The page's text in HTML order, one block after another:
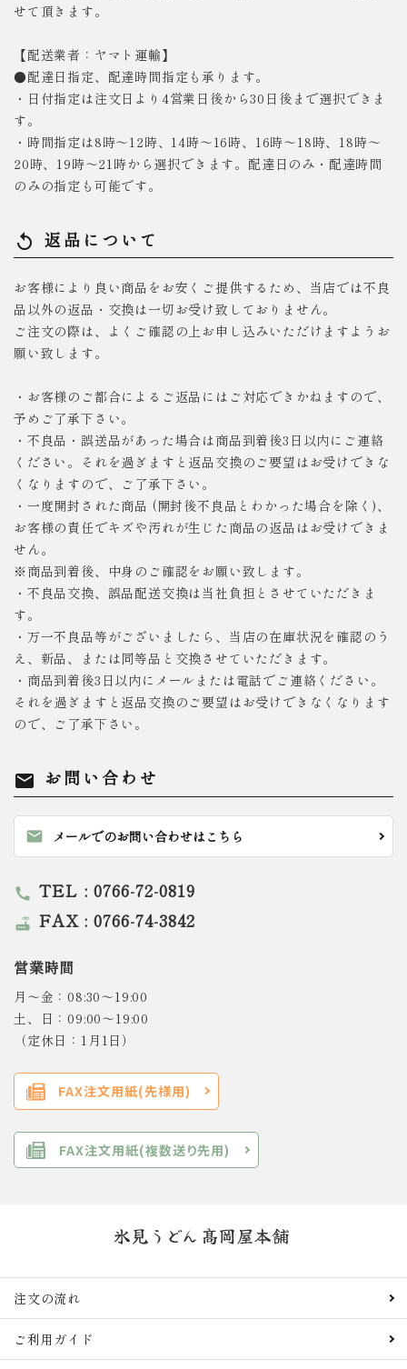
せて頂きます。
【配送業者：ヤマト運輸】
●配達日指定、配達時間指定も承ります。
・日付指定は注文日より4営業日後から30日後まで選択できま
す。
・時間指定は8時～12時、14時～16時、16時～18時、18時～
20時、19時～21時から選択できます。配達日のみ・配達時間
のみの指定も可能です。
replay 返品について
お客様により良い商品をお安くご提供するため、当店では不良
品以外の返品・交換は一切お受け致しておりません。
ご注文の際は、よくご確認の上お申し込みいただけますようお
願い致します。
・お客様のご都合によるご返品にはご対応できかねますので、
予めご了承下さい。
・不良品・誤送品があった場合は商品到着後3日以内にご連絡
ください。それを過ぎますと返品交換のご要望はお受けできな
くなりますので、ご了承下さい。
・一度開封された商品 (開封後不良品とわかった場合を除く)、
お客様の責任でキズや汚れが生じた商品の返品はお受けできま
せん。
※商品到着後、中身のご確認をお願い致します。
・不良品交換、誤品配送交換は当社負担とさせていただきま
す。
・万一不良品等がございましたら、当店の在庫状況を確認のう
え、新品、または同等品と交換させていただきます。
・商品到着後3日以内にメールまたは電話でご連絡ください。
それを過ぎますと返品交換のご要望はお受けできなくなります
ので、ご了承下さい。
mail お問い合わせ
mail メールでのお問い合わせはこちら
call TEL : 0766-72-0819
router FAX : 0766-74-3842
営業時間
月～金：08:30～19:00
土、日：09:00～19:00
（定休日：1月1日）
FAX注文用紙(先様用)
FAX注文用紙(複数送り先用)
注文の流れ
ご利用ガイド